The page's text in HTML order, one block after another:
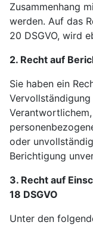
Zusammenhang
werden. Auf das
20 DSGVO, wird
2. Recht auf
Sie haben ein
oder
Berichtigung
3. Recht auf
18 DSGVO
Unter den